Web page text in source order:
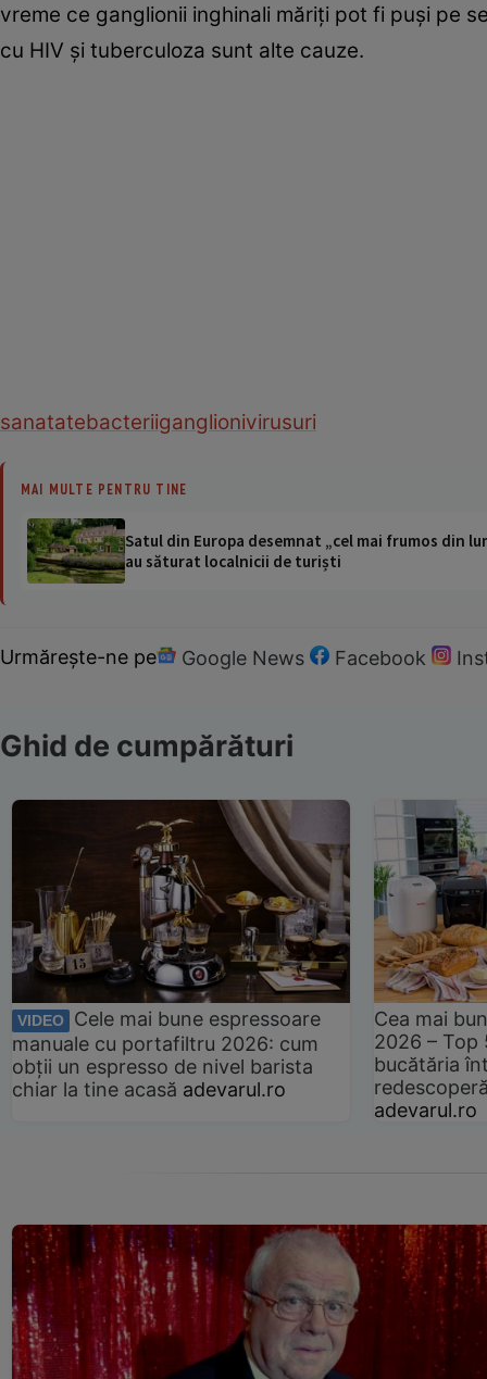
vreme ce ganglionii inghinali măriţi pot fi puşi pe
cu HIV şi tuberculoza sunt alte cauze.
sanatatebacteriiganglionivirusuri
MAI MULTE PENTRU TINE
Satul din Europa desemnat „cel mai frumos din
au săturat localnicii de turiști
Urmărește-ne pe Google News Facebook
Ghid de cumpărături
VIDEO
Cele mai bune espressoare
manuale cu portafiltru 2026: cum
obții un espresso de nivel barista
chiar la tine acasă adevarul.ro
Cea mai
2026 –
bucătăria
adevarul.ro